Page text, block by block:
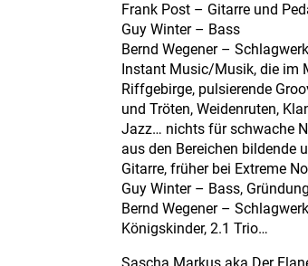
Frank Post – Gitarre und
Guy Winter – Bass
Bernd Wegener –
Instant Music/Musik, die im
Riffgebirge, pulsierende
und Tröten, Weidenruten,
Jazz… nichts für schwache
aus den Bereichen bildende
Gitarre, früher bei Extreme
Guy Winter – Bass,
Bernd Wegener –
Königskinder, 2.1 Trio…